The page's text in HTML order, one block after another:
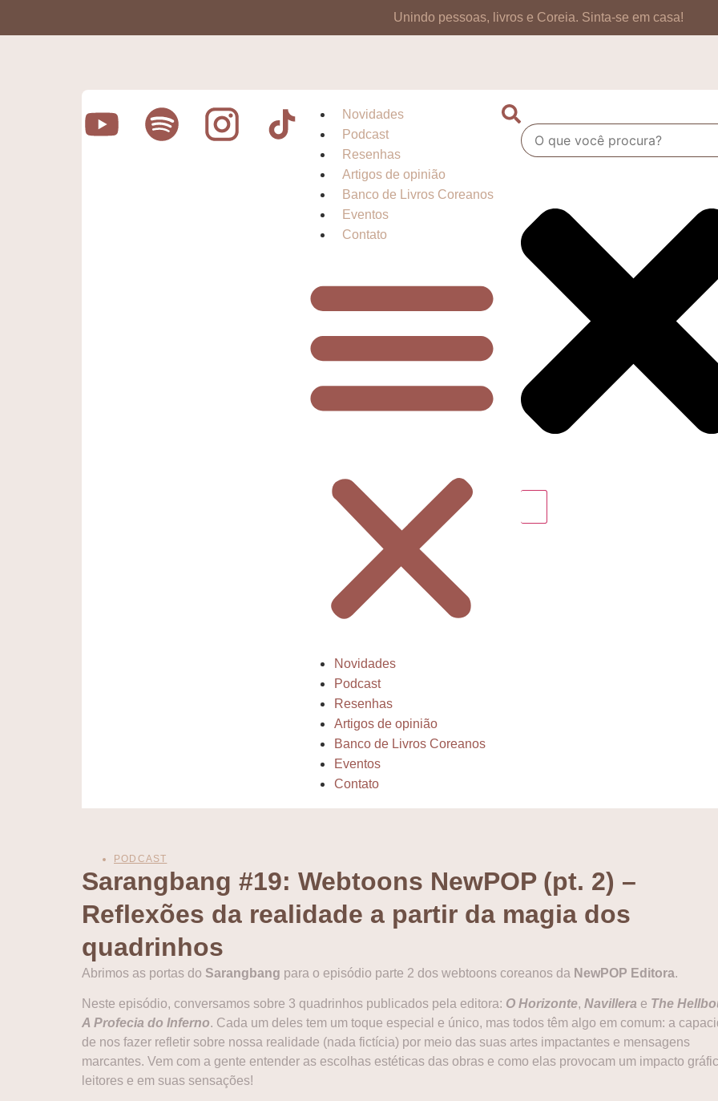
Unindo pessoas, livros e Coreia. Sinta-se em casa!
Novidades
Podcast
Resenhas
Artigos de opinião
Banco de Livros Coreanos
Eventos
Contato
Novidades
Podcast
Resenhas
Artigos de opinião
Banco de Livros Coreanos
Eventos
Contato
PODCAST
Sarangbang #19: Webtoons NewPOP (pt. 2) –
Reflexões da realidade a partir da magia dos
quadrinhos
Abrimos as portas do Sarangbang para o episódio parte 2 dos webtoons coreanos da NewPOP Editora.
Neste episódio, conversamos sobre 3 quadrinhos publicados pela editora: O Horizonte, Navillera e The
A Profecia do Inferno. Cada um deles tem um toque especial e único, mas todos têm algo em comum: a
de nos fazer refletir sobre nossa realidade (nada fictícia) por meio das suas artes impactantes e mensagens
marcantes. Vem com a gente entender as escolhas estéticas das obras e como elas provocam um impacto
leitores e em suas sensações!